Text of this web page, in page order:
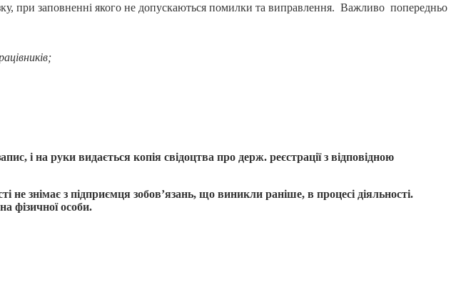
при заповненні якого не допускаються помилки та виправлення. Важливо попередньо
і на руки видається копія свідоцтва про держ. реєстрації з відповідною
не знімає з підприємця зобов’язань, що виникли раніше, в процесі діяльності.
фізичної особи.